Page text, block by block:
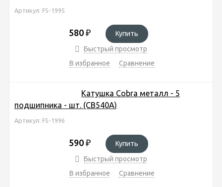
Артикул: FS-1995
580 ₽
Купить
Быстрый просмотр
В избранное
Сравнение
Катушка Cobra металл - 5
подшипника - шт. (CB540A)
Артикул: FS-1996
590 ₽
Купить
Быстрый просмотр
В избранное
Сравнение